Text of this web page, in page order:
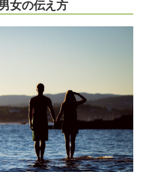
女の伝え方